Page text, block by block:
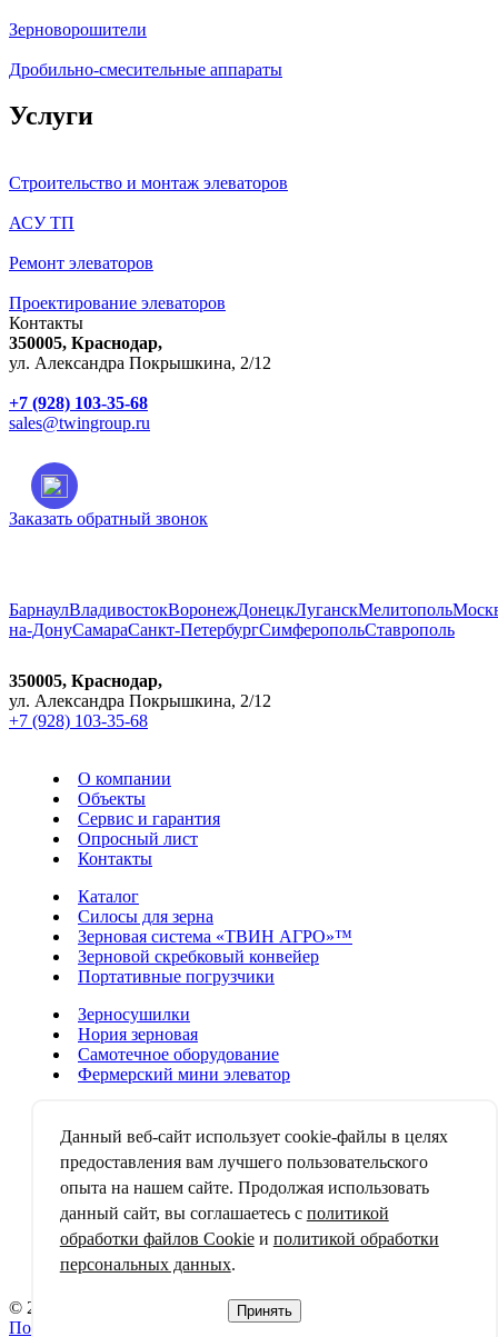
Зерноворошители
Дробильно-смесительные аппараты
Услуги
Строительство и монтаж элеваторов
АСУ ТП
Ремонт элеваторов
Проектирование элеваторов
Контакты
350005, Краснодар,
ул. Александра Покрышкина, 2/12
+7 (928) 103-35-68
sales@twingroup.ru
Заказать обратный звонок
БарнаулВладивостокВоронежДонецкЛуганскМелитополь
на-ДонуСамараСанкт-ПетербургСимферопольСтаврополь
350005, Краснодар,
ул. Александра Покрышкина, 2/12
+7 (928) 103-35-68
О компании
Объекты
Сервис и гарантия
Опросный лист
Контакты
Каталог
Силосы для зерна
Зерновая система «ТВИН АГРО»™
Зерновой скребковый конвейер
Портативные погрузчики
Зерносушилки
Нория зерновая
Самотечное оборудование
Фермерский мини элеватор
Зерноочистительные машины
Дробильно-смесительные аппараты
Строительство и монтаж элеваторов
АСУ ТП
Ремонт элеваторов
Проектирование элеваторов
© 2022 Официальный сайт компании «Твин-Груп»
Пользовательское соглашение
Данный веб-сайт использует cookie-файлы в целях
предоставления вам лучшего пользовательского
опыта на нашем сайте. Продолжая использовать
данный сайт, вы соглашаетесь с политикой
обработки файлов Cookieи политикой обработки
персональных данных.
Принять